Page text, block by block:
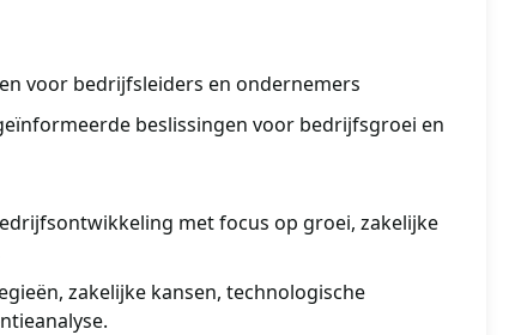
voor bedrijfsleiders en ondernemers
beslissingen voor bedrijfsgroei en
met focus op groei, zakelijke
zakelijke kansen, technologische